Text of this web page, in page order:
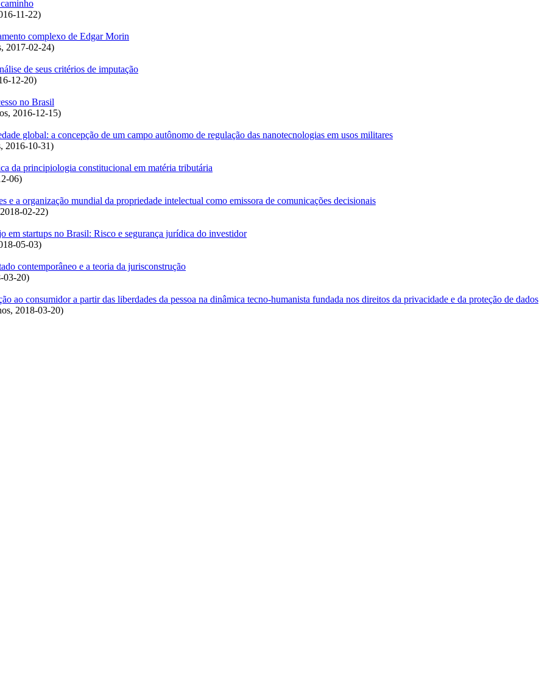
11-22)
complexo de Edgar Morin
, 2017-02-24)
de seus critérios de imputação
12-20)
no Brasil
, 2016-12-15)
global: a concepção de um campo autônomo de regulação das nanotecnologias em usos militares
, 2016-10-31)
da principiologia constitucional em matéria tributária
06)
a organização mundial da propriedade intelectual como emissora de comunicações decisionais
2018-02-22)
em startups no Brasil: Risco e segurança jurídica do investidor
05-03)
contemporâneo e a teoria da jurisconstrução
03-20)
ao consumidor a partir das liberdades da pessoa na dinâmica tecno-humanista fundada nos direitos da privacidade e da proteção de dados
, 2018-03-20)